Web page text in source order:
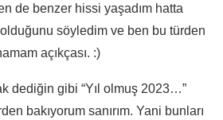
de benzer hissi yaşadım hatta
söyledim ve ben bu türden
açıkçası. :)
dediğin gibi “Yıl olmuş 2023…”
bakıyorum sanırım. Yani bunları